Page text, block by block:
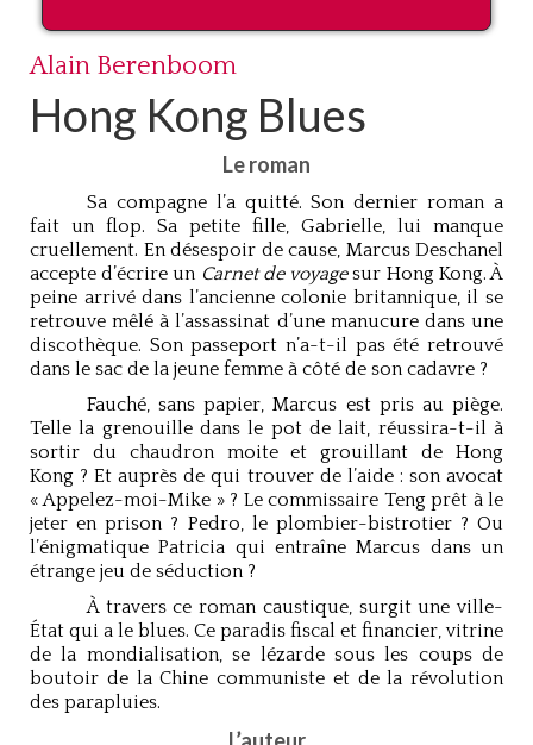
Alain Berenboom
Hong Kong Blues
Le roman
Sa compagne l’a quitté. Son dernier roman a
fait un flop. Sa petite fille, Gabrielle, lui manque
cruellement. En désespoir de cause, Marcus Deschanel
accepte d’écrire un Carnet de voyagesur Hong Kong. À
peine arrivé dans l’ancienne colonie britannique, il se
retrouve mêlé à l’assassinat d’une manucure dans une
discothèque. Son passeport n’a-t-il pas été retrouvé
dans le sac de la jeune femme à côté de son cadavre ?
Fauché, sans papier, Marcus est pris au piège.
Telle la grenouille dans le pot de lait, réussira-t-il à
sortir du chaudron moite et grouillant de Hong
Kong ? Et auprès de qui trouver de l’aide : son avocat
« Appelez-moi-Mike » ? Le commissaire Teng prêt à le
jeter en prison ? Pedro, le plombier-bistrotier ? Ou
l’énigmatique Patricia qui entraîne Marcus dans un
étrange jeu de séduction ?
À travers ce roman caustique, surgit une ville-
État qui a le blues. Ce paradis fiscal et financier, vitrine
de la mondialisation, se lézarde sous les coups de
boutoir de la Chine communiste et de la révolution
des parapluies.